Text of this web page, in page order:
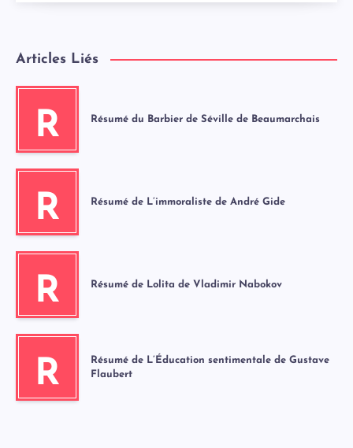
Articles Liés
R Résumé du Barbier de Séville de Beaumarchais
R Résumé de L’immoraliste de André Gide
R Résumé de Lolita de Vladimir Nabokov
R
Résumé de L’Éducation sentimentale de Gustave
Flaubert